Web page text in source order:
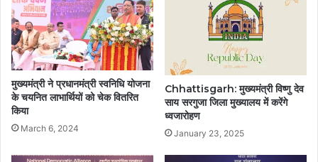
मुख्यमंत्री ने प्रधानमंत्री स्वनिधि योजना
के चयनित लाभार्थियों को चेक वितरित
किया
March 6, 2024
Chhattisgarh: मुख्यमंत्री विष्णु देव
साय सरगुजा जिला मुख्यालय में करेंगे
ध्वजारोहण
January 23, 2025